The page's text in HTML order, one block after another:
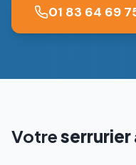
01 83 64 69
Votreserrurier